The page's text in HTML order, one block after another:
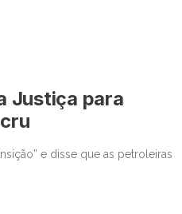
Justiça para
e disse que as petroleiras